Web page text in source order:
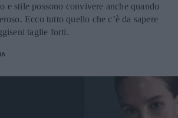
e stile possono convivere anche quando
Ecco tutto quello che c’è da sapere
taglie forti.